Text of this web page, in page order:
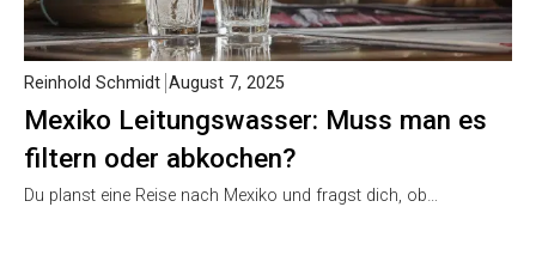
Mexiko Leitungswasser: Muss man es
filtern oder abkochen?
Reinhold Schmidt August 7, 2025
Du planst eine Reise nach Mexiko und fragst dich, ob…